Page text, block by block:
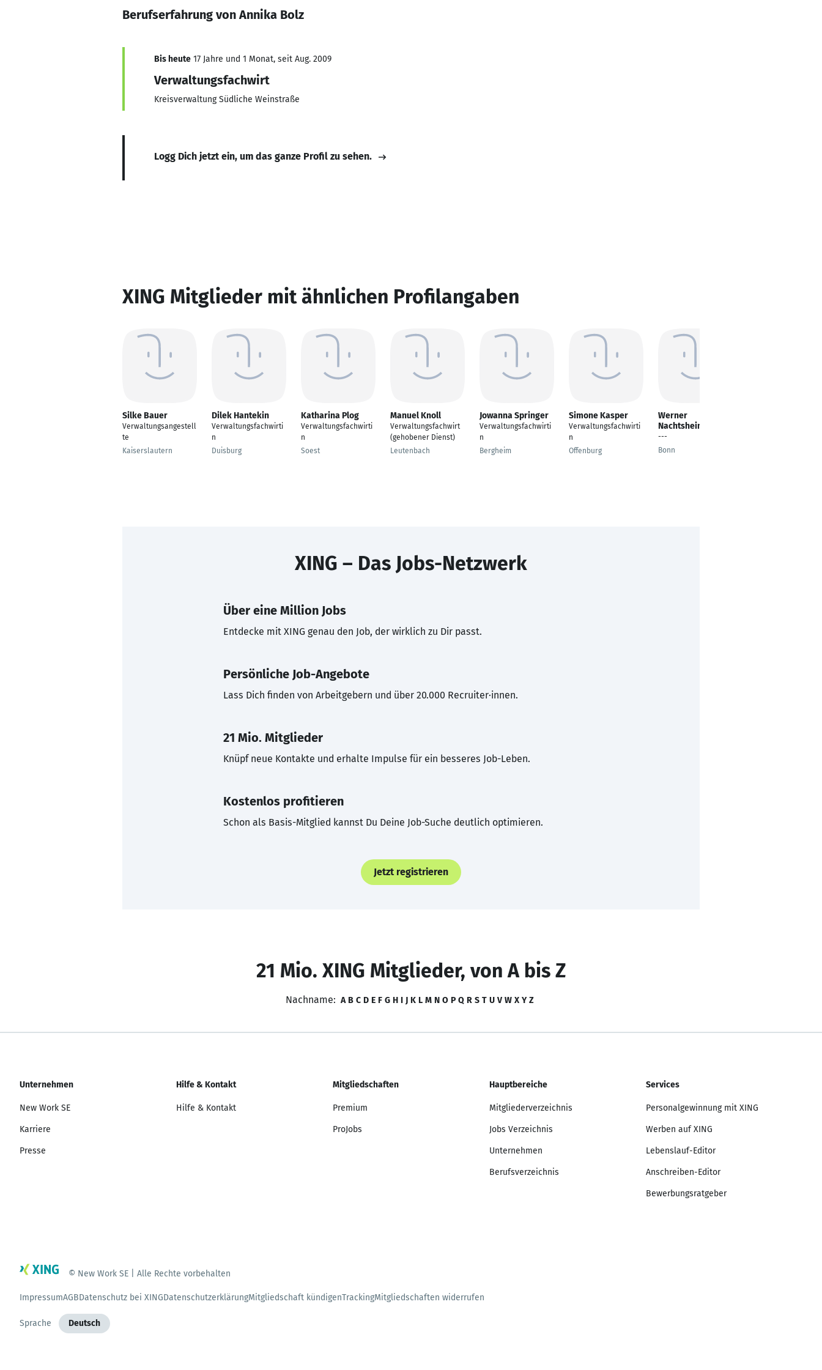
Berufserfahrung von Annika Bolz
Bis heute 17 Jahre und 1 Monat, seit Aug. 2009
Verwaltungsfachwirt
Kreisverwaltung Südliche Weinstraße
Logg Dich jetzt ein, um das ganze Profil zu sehen.
XING Mitglieder mit ähnlichen Profilangaben
Silke Bauer
Verwaltungsangestell
te
Kaiserslautern
Dilek Hantekin
Verwaltungsfachwirti
n
Duisburg
Katharina Plog
Verwaltungsfachwirti
n
Soest
Manuel Knoll
Verwaltungsfachwirt
(gehobener Dienst)
Leutenbach
Jowanna Springer
Verwaltungsfachwirti
n
Bergheim
Simone Kasper
Verwaltungsfachwirti
n
Offenburg
Werner
Nachtsheim
---
Bonn
XING – Das Jobs-Netzwerk
Über eine Million Jobs
Entdecke mit XING genau den Job, der wirklich zu Dir passt.
Persönliche Job-Angebote
Lass Dich finden von Arbeitgebern und über 20.000 Recruiter·innen.
21 Mio. Mitglieder
Knüpf neue Kontakte und erhalte Impulse für ein besseres Job-Leben.
Kostenlos profitieren
Schon als Basis-Mitglied kannst Du Deine Job-Suche deutlich optimieren.
Jetzt registrieren
21 Mio. XING Mitglieder, von A bis Z
Nachname: A B C D E F G H I J K L M N O P Q R S T U V W X Y Z
Unternehmen
New Work SE
Karriere
Presse
Hilfe & Kontakt
Hilfe & Kontakt
Mitgliedschaften
Premium
ProJobs
Hauptbereiche
Mitgliederverzeichnis
Jobs Verzeichnis
Unternehmen
Berufsverzeichnis
Services
Personalgewinnung mit XING
Werben auf XING
Lebenslauf-Editor
Anschreiben-Editor
Bewerbungsratgeber
© New Work SE | Alle Rechte vorbehalten
ImpressumAGBDatenschutz bei XINGDatenschutzerklärungMitgliedschaft kündigenTrackingMitgliedschaften widerrufen
Sprache Deutsch